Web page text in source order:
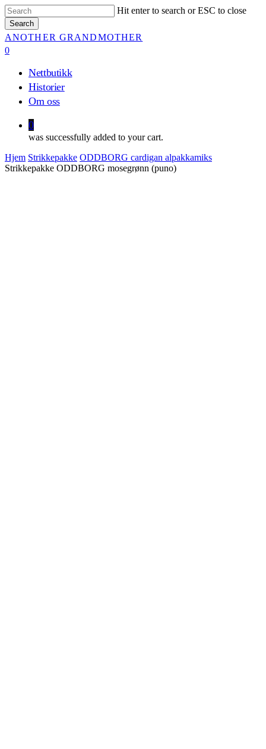
Skip
to
main
content
Hit enter to search or ESC to close
Search
Close
Search
ANOTHER GRANDMOTHER
0
Nettbutikk
Historier
Om oss
0
was successfully added to your cart.
Hjem Strikkepakke ODDBORG cardigan alpakkamiks
Strikkepakke ODDBORG mosegrønn (puno)